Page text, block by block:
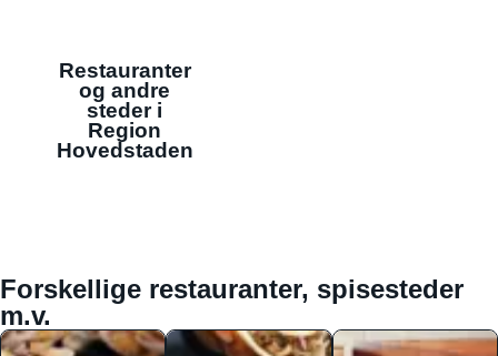
Restauranter
og andre
steder i
Region
Hovedstaden
Forskellige restauranter, spisesteder
m.v.